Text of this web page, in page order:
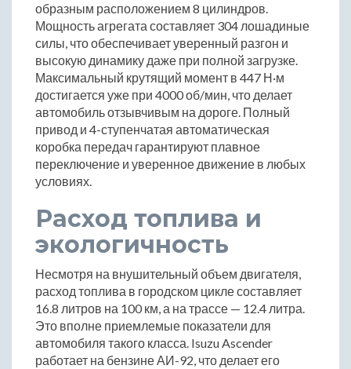
образным расположением 8 цилиндров.
Мощность агрегата составляет 304 лошадиные
силы, что обеспечивает уверенный разгон и
высокую динамику даже при полной загрузке.
Максимальный крутящий момент в 447 Н·м
достигается уже при 4000 об/мин, что делает
автомобиль отзывчивым на дороге. Полный
привод и 4-ступенчатая автоматическая
коробка передач гарантируют плавное
переключение и уверенное движение в любых
условиях.
Расход топлива и
экологичность
Несмотря на внушительный объем двигателя,
расход топлива в городском цикле составляет
16.8 литров на 100 км, а на трассе — 12.4 литра.
Это вполне приемлемые показатели для
автомобиля такого класса. Isuzu Ascender
работает на бензине АИ-92, что делает его